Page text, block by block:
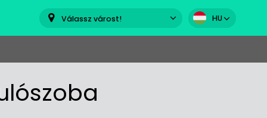
Válassz várost! HU